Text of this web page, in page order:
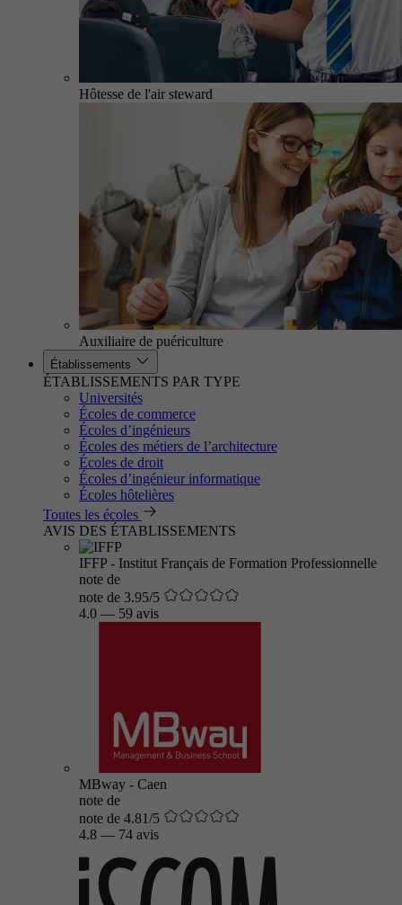
Hôtesse de l'air steward
Auxiliaire de puériculture
Établissements
ÉTABLISSEMENTS PAR TYPE
Universités
Écoles de commerce
Écoles d’ingénieurs
Écoles des métiers de l’architecture
Écoles de droit
Écoles d’ingénieur informatique
Écoles hôtelières
Toutes les écoles
AVIS DES ÉTABLISSEMENTS
IFFP - Institut Français de Formation Professionnelle
note de
note de 3.95/5
4.0 — 59 avis
MBway - Caen
note de
note de 4.81/5
4.8 — 74 avis